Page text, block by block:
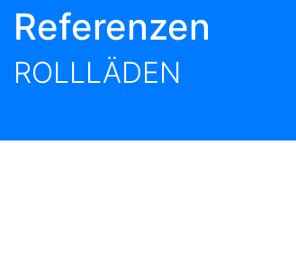
Referenzen
ROLLLÄDEN